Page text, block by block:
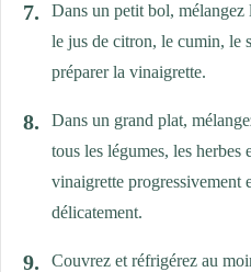
Dans un petit bol, mélangez
le jus de citron, le cumin, le
préparer la vinaigrette.
Dans un grand plat,
tous les légumes, les herbes
vinaigrette progressivement
délicatement.
Couvrez et réfrigérez au